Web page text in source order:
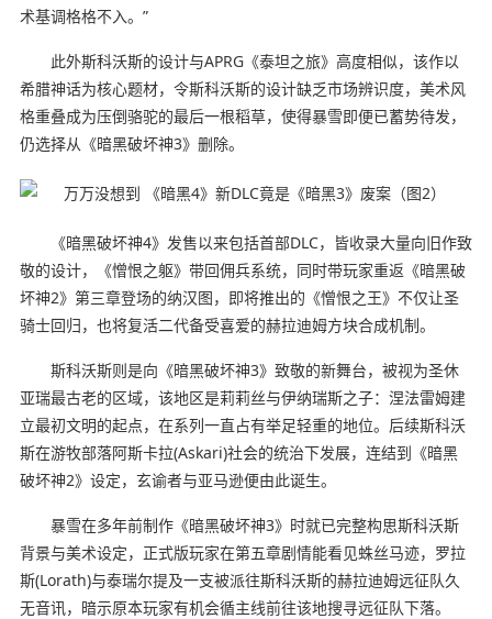
术基调格格不入。”
此外斯科沃斯的设计与APRG《泰坦之旅》高度相似，该作以
希腊神话为核心题材，令斯科沃斯的设计缺乏市场辨识度，美术风
格重叠成为压倒骆驼的最后一根稻草，使得暴雪即便已蓄势待发，
仍选择从《暗黑破坏神3》删除。
《暗黑破坏神4》发售以来包括首部DLC，皆收录大量向旧作致
敬的设计，《憎恨之躯》带回佣兵系统，同时带玩家重返《暗黑破
坏神2》第三章登场的纳汉图，即将推出的《憎恨之王》不仅让圣
骑士回归，也将复活二代备受喜爱的赫拉迪姆方块合成机制。
斯科沃斯则是向《暗黑破坏神3》致敬的新舞台，被视为圣休
亚瑞最古老的区域，该地区是莉莉丝与伊纳瑞斯之子：涅法雷姆建
立最初文明的起点，在系列一直占有举足轻重的地位。后续斯科沃
斯在游牧部落阿斯卡拉(Askari)社会的统治下发展，连结到《暗黑
破坏神2》设定，玄谕者与亚马逊便由此诞生。
暴雪在多年前制作《暗黑破坏神3》时就已完整构思斯科沃斯
背景与美术设定，正式版玩家在第五章剧情能看见蛛丝马迹，罗拉
斯(Lorath)与泰瑞尔提及一支被派往斯科沃斯的赫拉迪姆远征队久
无音讯，暗示原本玩家有机会循主线前往该地搜寻远征队下落。